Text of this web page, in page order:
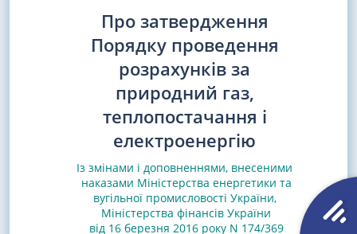
Про затвердження
Порядку проведення
розрахунків за
природний газ,
теплопостачання і
електроенергію
Із змінами і доповненнями, внесеними
наказами Міністерства енергетики та
вугільної промисловості України,
Міністерства фінансів України
від 16 березня 2016 року N 174/369